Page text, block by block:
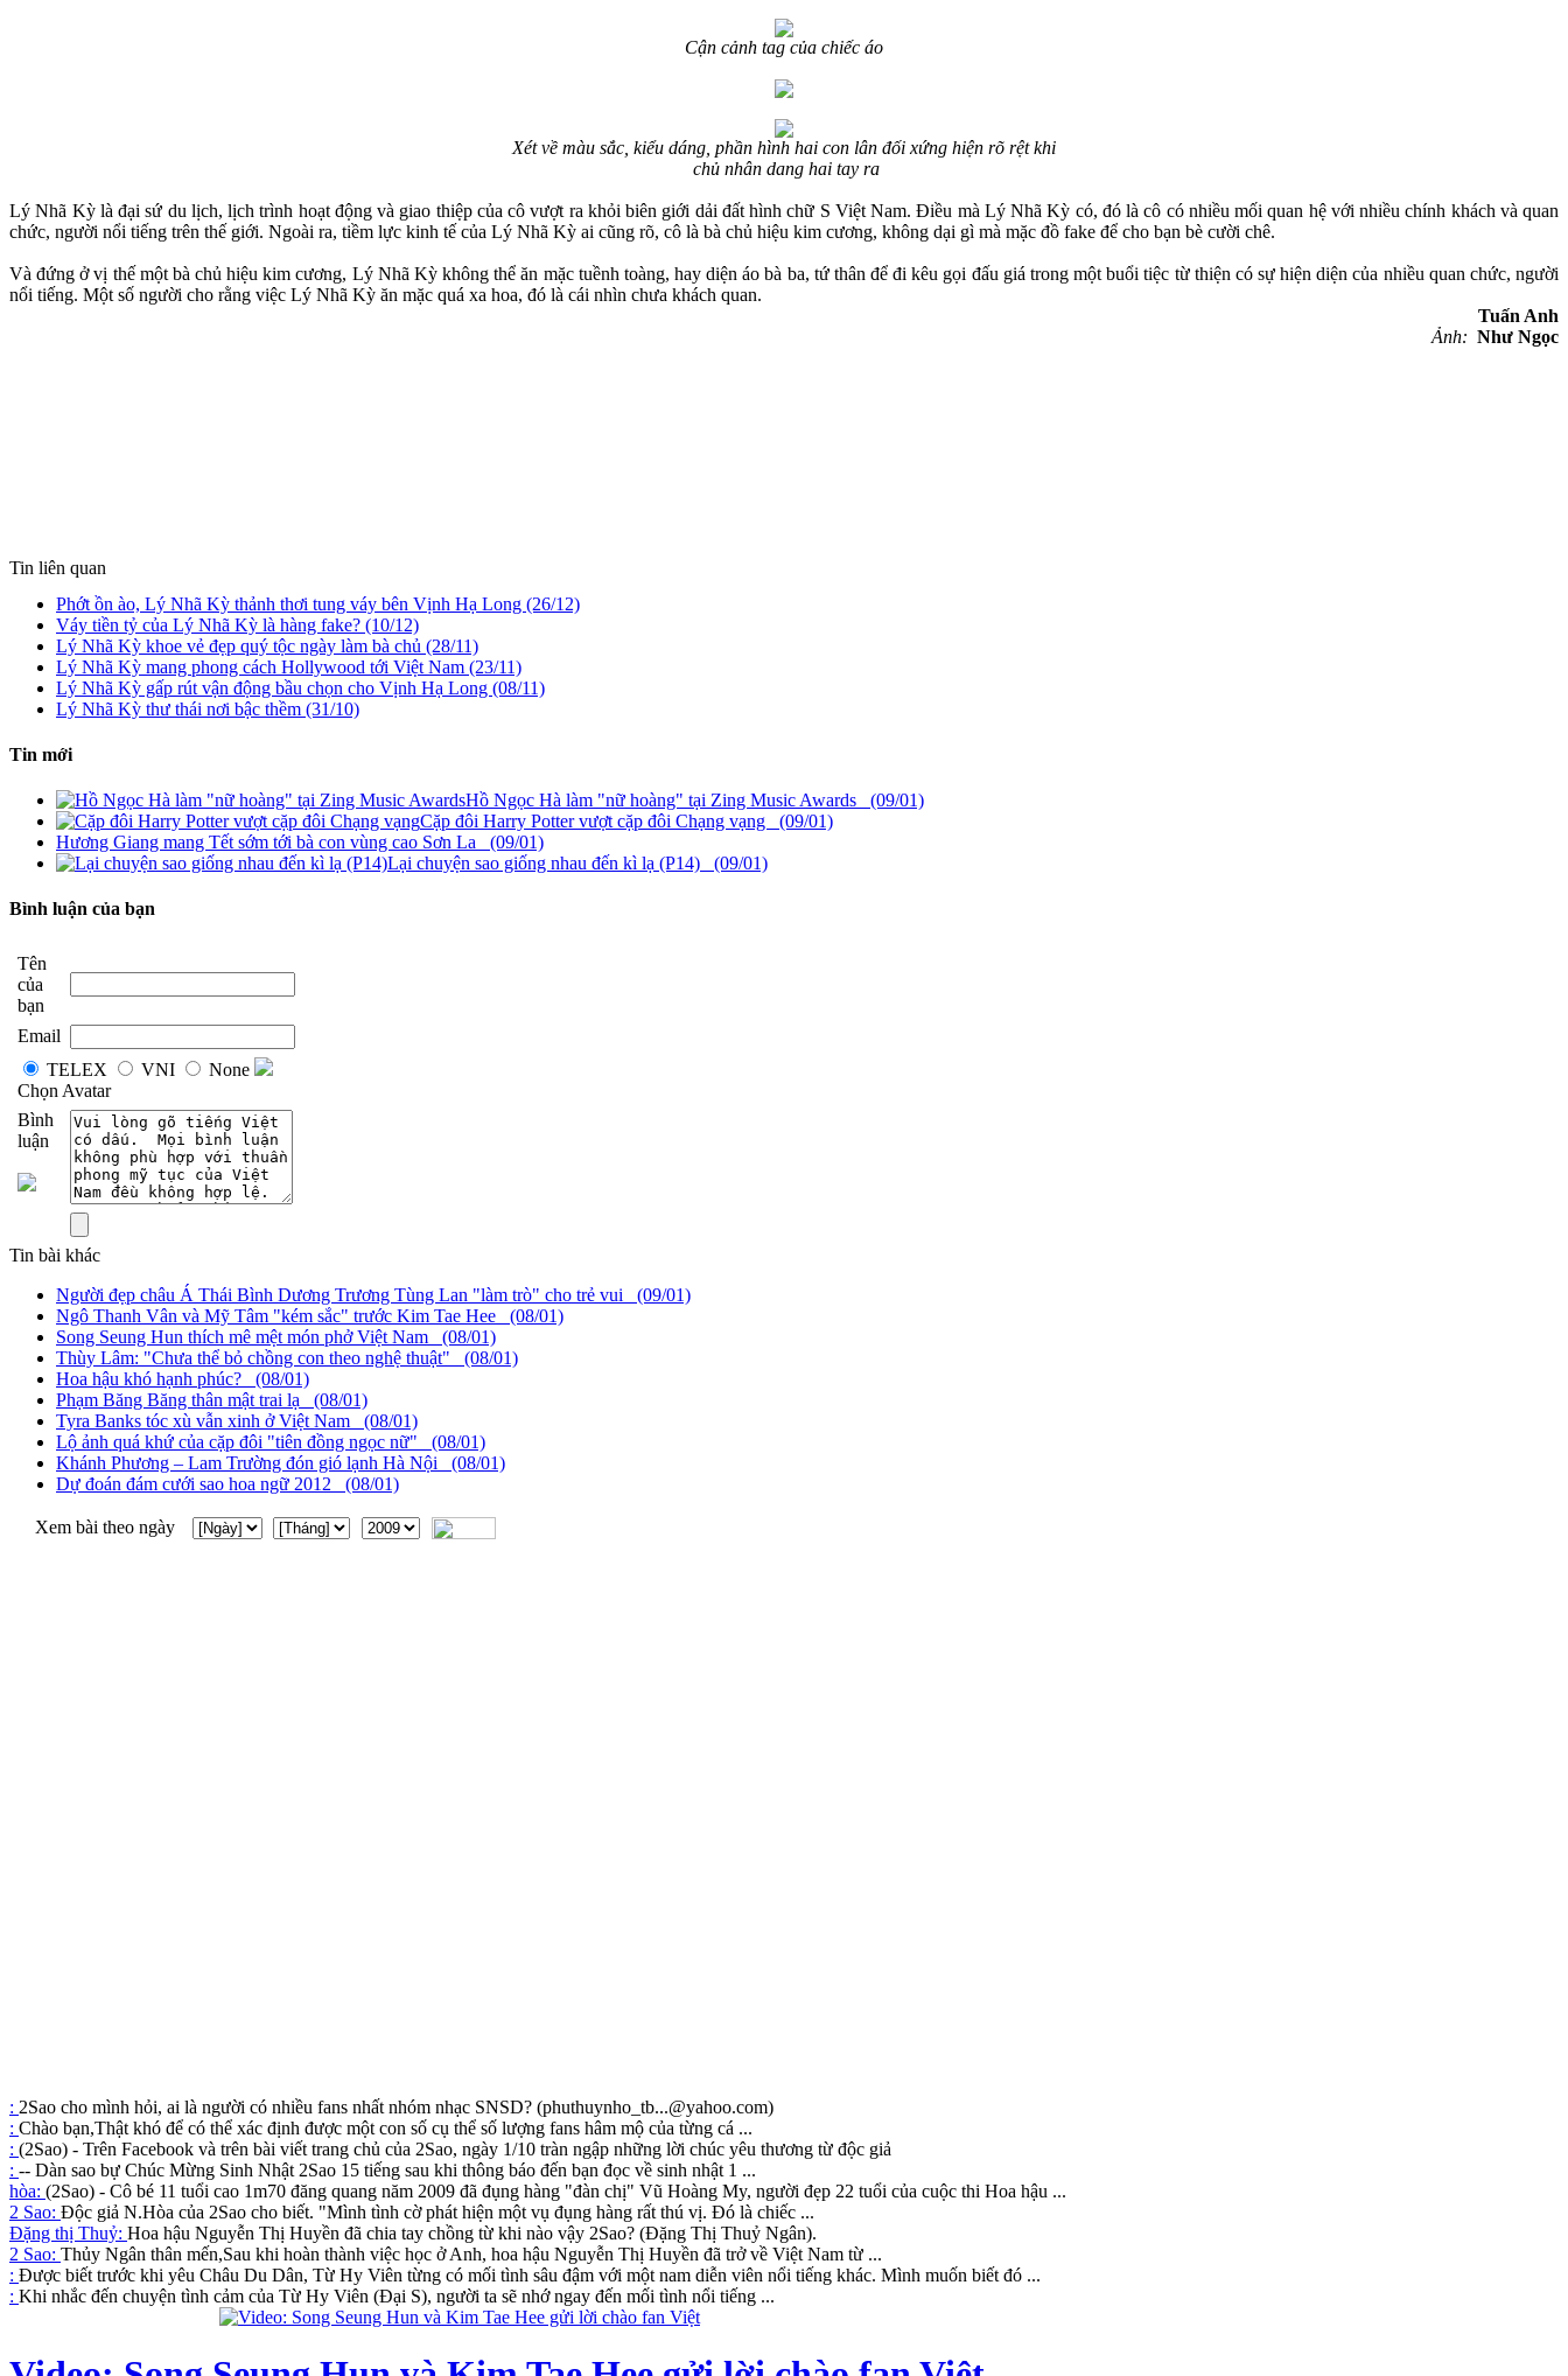
Cận cảnh tag của chiếc áo
Xét về màu sắc, kiểu dáng, phần hình hai con lân đối xứng hiện rõ rệt khi
chủ nhân dang hai tay ra
Lý Nhã Kỳ là đại sứ du lịch, lịch trình hoạt động và giao thiệp của cô vượt ra khỏi biên giới dải đất hình chữ S Việt Nam. Điều mà Lý Nhã Kỳ có, đó là cô có nhiều mối quan hệ với nhiều chính khách và quan
chức, người nổi tiếng trên thế giới. Ngoài ra, tiềm lực kinh tế của Lý Nhã Kỳ ai cũng rõ, cô là bà chủ hiệu kim cương, không dại gì mà mặc đồ fake để cho bạn bè cười chê.
Và đứng ở vị thế một bà chủ hiệu kim cương, Lý Nhã Kỳ không thể ăn mặc tuềnh toàng, hay diện áo bà ba, tứ thân để đi kêu gọi đấu giá trong một buổi tiệc từ thiện có sự hiện diện của nhiều quan chức, người
nổi tiếng. Một số người cho rằng việc Lý Nhã Kỳ ăn mặc quá xa hoa, đó là cái nhìn chưa khách quan.
Tuấn Anh
Ảnh: Như Ngọc
Tin liên quan
Phớt ồn ào, Lý Nhã Kỳ thảnh thơi tung váy bên Vịnh Hạ Long (26/12)
Váy tiền tỷ của Lý Nhã Kỳ là hàng fake? (10/12)
Lý Nhã Kỳ khoe vẻ đẹp quý tộc ngày làm bà chủ (28/11)
Lý Nhã Kỳ mang phong cách Hollywood tới Việt Nam (23/11)
Lý Nhã Kỳ gấp rút vận động bầu chọn cho Vịnh Hạ Long (08/11)
Lý Nhã Kỳ thư thái nơi bậc thềm (31/10)
Tin mới
Hồ Ngọc Hà làm "nữ hoàng" tại Zing Music Awards (09/01)
Cặp đôi Harry Potter vượt cặp đôi Chạng vạng (09/01)
Hương Giang mang Tết sớm tới bà con vùng cao Sơn La (09/01)
Lại chuyện sao giống nhau đến kì lạ (P14) (09/01)
Bình luận của bạn
Tên
của
bạn
Email
TELEX
VNI
None
Chọn Avatar
Bình
luận
Tin bài khác
Người đẹp châu Á Thái Bình Dương Trương Tùng Lan "làm trò" cho trẻ vui (09/01)
Ngô Thanh Vân và Mỹ Tâm "kém sắc" trước Kim Tae Hee (08/01)
Song Seung Hun thích mê mệt món phở Việt Nam (08/01)
Thùy Lâm: "Chưa thể bỏ chồng con theo nghệ thuật" (08/01)
Hoa hậu khó hạnh phúc? (08/01)
Phạm Băng Băng thân mật trai lạ (08/01)
Tyra Banks tóc xù vẫn xinh ở Việt Nam (08/01)
Lộ ảnh quá khứ của cặp đôi "tiên đồng ngọc nữ" (08/01)
Khánh Phương – Lam Trường đón gió lạnh Hà Nội (08/01)
Dự đoán đám cưới sao hoa ngữ 2012 (08/01)
Xem bài theo ngày
: 2Sao cho mình hỏi, ai là người có nhiều fans nhất nhóm nhạc SNSD? (phuthuynho_tb...@yahoo.com)
: Chào bạn,Thật khó để có thể xác định được một con số cụ thể số lượng fans hâm mộ của từng cá ...
: (2Sao) - Trên Facebook và trên bài viết trang chủ của 2Sao, ngày 1/10 tràn ngập những lời chúc yêu thương từ độc giả
: -- Dàn sao bự Chúc Mừng Sinh Nhật 2Sao 15 tiếng sau khi thông báo đến bạn đọc về sinh nhật 1 ...
hòa: (2Sao) - Cô bé 11 tuổi cao 1m70 đăng quang năm 2009 đã đụng hàng "đàn chị" Vũ Hoàng My, người đẹp 22 tuổi của cuộc thi Hoa hậu ...
2 Sao: Độc giả N.Hòa của 2Sao cho biết. "Mình tình cờ phát hiện một vụ đụng hàng rất thú vị. Đó là chiếc ...
Đặng thị Thuỷ: Hoa hậu Nguyễn Thị Huyền đã chia tay chồng từ khi nào vậy 2Sao? (Đặng Thị Thuỷ Ngân).
2 Sao: Thủy Ngân thân mến,Sau khi hoàn thành việc học ở Anh, hoa hậu Nguyễn Thị Huyền đã trở về Việt Nam từ ...
: Được biết trước khi yêu Châu Du Dân, Từ Hy Viên từng có mối tình sâu đậm với một nam diễn viên nổi tiếng khác. Mình muốn biết đó ...
: Khi nhắc đến chuyện tình cảm của Từ Hy Viên (Đại S), người ta sẽ nhớ ngay đến mối tình nổi tiếng ...